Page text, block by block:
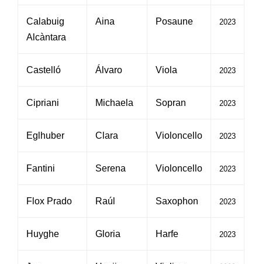
Calabuig
Alcàntara
Aina Posaune 2023
Castelló Álvaro Viola 2023
Cipriani Michaela Sopran 2023
Eglhuber Clara Violoncello 2023
Fantini Serena Violoncello 2023
Flox Prado Raúl Saxophon 2023
Huyghe Gloria Harfe 2023